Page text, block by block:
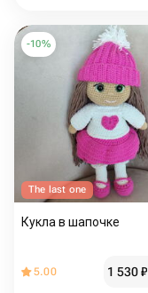
-10%
The last one
Кукла в шапочке
5.00 1 530₽